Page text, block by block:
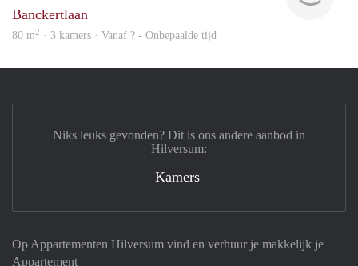
Banckertlaan
80 m2 · 3 kamers · Vanaf ? - Onbepaalde tijd
Op Appartementen Hilversum vind en verhuur je makkelijk je
Appartement
Niks leuks gevonden? Dit is ons andere aanbod in
Hilversum:
Kamers